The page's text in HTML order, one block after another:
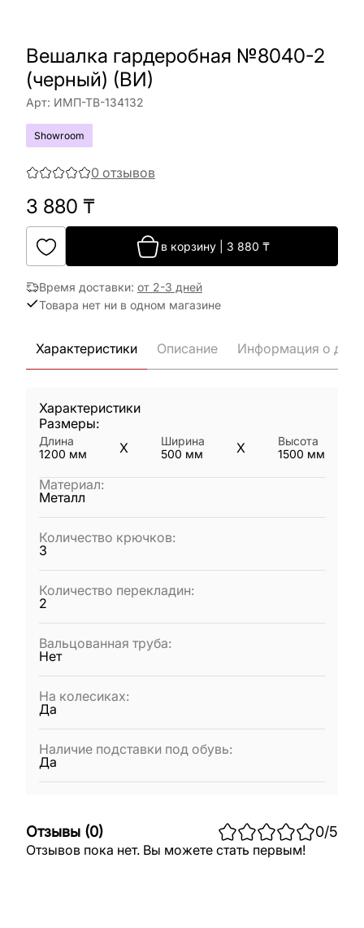
Вешалка гардеробная №8040-2
(черный) (ВИ)
Арт: ИМП-ТВ-134132
Showroom
0 отзывов
3 880 ₸
в корзину| 3 880 ₸
Время доставки: от 2-3 дней
Товара нет ни в одном магазине
Характеристики Описание Информация о
Характеристики
Размеры:
Длина
1200 мм X
Ширина
500 мм X
Высота
1500 мм
Материал:
Металл
Количество крючков:
3
Количество перекладин:
2
Вальцованная труба:
Нет
На колесиках:
Да
Наличие подставки под обувь:
Да
Отзывы (0) 0/5
Отзывов пока нет. Вы можете стать первым!